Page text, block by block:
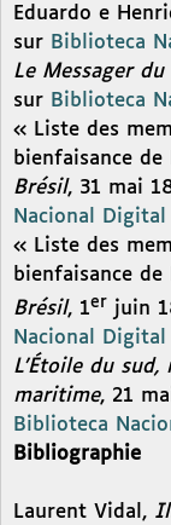
Eduardo e
sur Biblioteca
Le Messager du
sur Biblioteca
« Liste des
bienfaisance
Brésil, 31 mai
Nacional Digital
« Liste des
bienfaisance
Brésil, 1er juin
Nacional Digital
L’Étoile du
maritime, 21
Biblioteca
Bibliographie
Laurent Vidal,